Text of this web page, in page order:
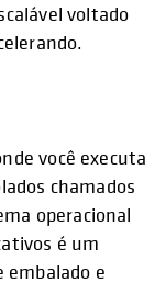
voltado
você executa
chamados
operacional
é um
e